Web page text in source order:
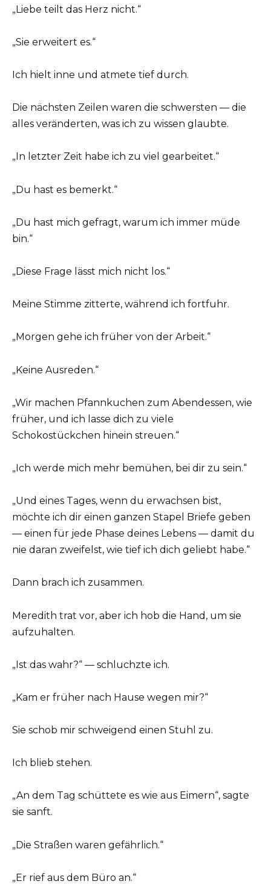
„Liebe teilt das Herz nicht.“
„Sie erweitert es.“
Ich hielt inne und atmete tief durch.
Die nächsten Zeilen waren die schwersten — die
alles veränderten, was ich zu wissen glaubte.
„In letzter Zeit habe ich zu viel gearbeitet.“
„Du hast es bemerkt.“
„Du hast mich gefragt, warum ich immer müde
bin.“
„Diese Frage lässt mich nicht los.“
Meine Stimme zitterte, während ich fortfuhr.
„Morgen gehe ich früher von der Arbeit.“
„Keine Ausreden.“
„Wir machen Pfannkuchen zum Abendessen, wie
früher, und ich lasse dich zu viele
Schokostückchen hinein streuen.“
„Ich werde mich mehr bemühen, bei dir zu sein.“
„Und eines Tages, wenn du erwachsen bist,
möchte ich dir einen ganzen Stapel Briefe geben
— einen für jede Phase deines Lebens — damit du
nie daran zweifelst, wie tief ich dich geliebt habe.“
Dann brach ich zusammen.
Meredith trat vor, aber ich hob die Hand, um sie
aufzuhalten.
„Ist das wahr?“ — schluchzte ich.
„Kam er früher nach Hause wegen mir?“
Sie schob mir schweigend einen Stuhl zu.
Ich blieb stehen.
„An dem Tag schüttete es wie aus Eimern“, sagte
sie sanft.
„Die Straßen waren gefährlich.“
„Er rief aus dem Büro an.“